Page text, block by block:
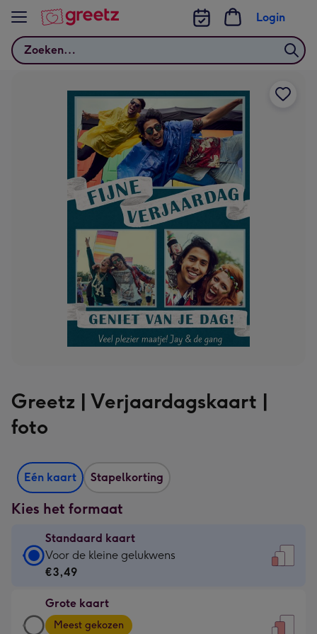
Bekijk meer
Zoeken
Login
Greetz | Verjaardagskaart |
foto
Eén kaart Stapelkorting
Kies het formaat
Standaard kaart
Standaard
kaart
€3,49
-
Voor de kleine gelukwens
€3,49
Grote kaart
Grote
Meest gekozen